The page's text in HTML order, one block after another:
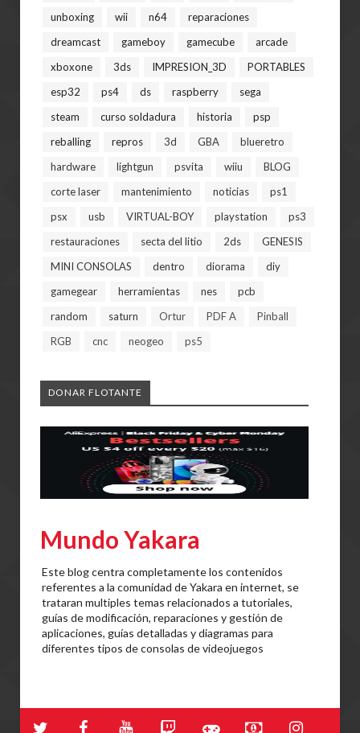
unboxing
wii n64
reparaciones
dreamcast
gameboy gamecube
arcade
xboxone
3ds IMPRESION_3D
PORTABLES
esp32
ps4 ds raspberry
sega
steam
curso soldadura historia
psp
reballing
repros 3d GBA
blueretro
hardware
lightgun psvita wiiu
BLOG
corte laser
mantenimiento noticias
ps1
psx
usb VIRTUAL-BOY playstation
ps3
restauraciones
secta del litio 2ds
GENESIS
MINI CONSOLAS
dentro diorama
diy
gamegear
herramientas nes
pcb
random
saturn Ortur PDF A
Pinball
RGB
cnc neogeo ps5
DONAR FLOTANTE
Mundo Yakara
Este blog centra completamente los contenidos
referentes a la comunidad de Yakara en internet, se
trataran multiples temas relacionados a tutoriales,
guías de modificación, reparaciones y gestión de
aplicaciones, guías detalladas y diagramas para
diferentes tipos de consolas de videojuegos